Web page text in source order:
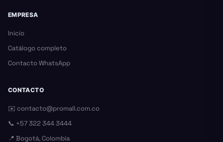
EMPRESA
Inicio
Catálogo completo
Contacto WhatsApp
CONTACTO
✉️ contacto@promall.com.co
📞 +57 322 344 3444
📍 Bogotá, Colombia